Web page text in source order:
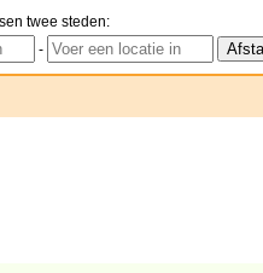
twee steden:
-